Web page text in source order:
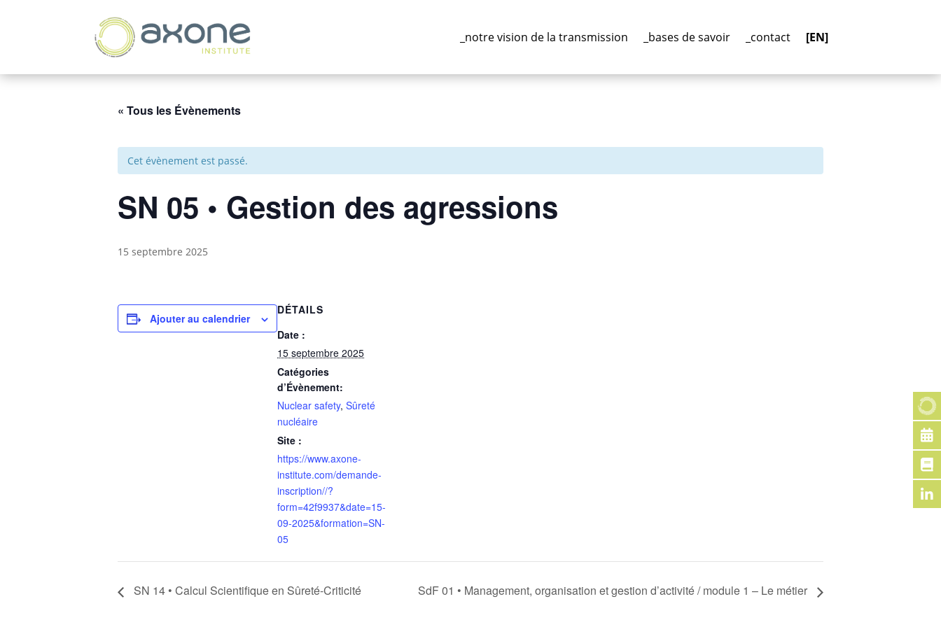
_notre vision de la transmission _bases de savoir _contact [EN]
« Tous les Évènements
Cet évènement est passé.
SN 05 • Gestion des agressions
15 septembre 2025
Ajouter au calendrier
DÉTAILS
Date :
15 septembre 2025
Catégories
d’Évènement:
Nuclear safety, Sûreté
nucléaire
Site :
https://www.axone-
institute.com/demande-
inscription//?
form=42f9937&date=15-
09-2025&formation=SN-
05
SN 14 • Calcul Scientifique en Sûreté-Criticité SdF 01 • Management, organisation et gestion d’activité / module 1 – Le métier